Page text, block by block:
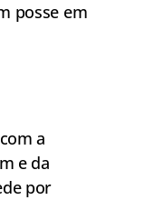
posse em
a
e da
por